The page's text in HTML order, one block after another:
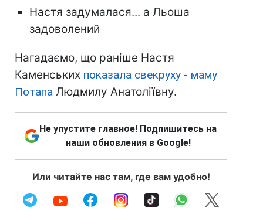
Настя задумалася... а Льоша
задоволений
Нагадаємо, що раніше Настя
Каменських показала свекруху - маму
Потапа Людмилу Анатоліївну.
Не упустите главное! Подпишитесь на
наши обновления в Google!
Или читайте нас там, где вам удобно!